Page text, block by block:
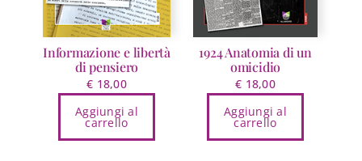
Informazione e libertà
di pensiero
€ 18,00
Aggiungi al
carrello
1924 Anatomia di un
omicidio
€ 18,00
Aggiungi al
carrello